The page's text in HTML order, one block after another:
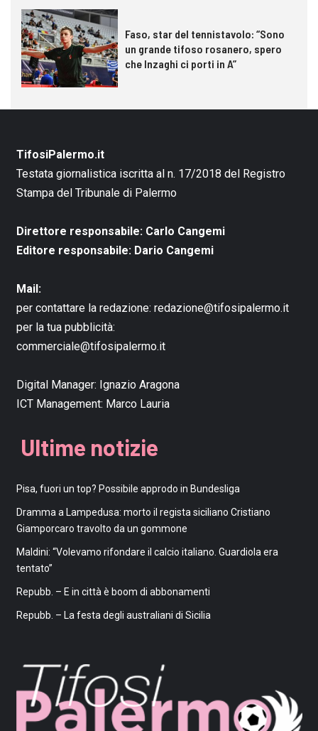
Faso, star del tennistavolo: “Sono
un grande tifoso rosanero, spero
che Inzaghi ci porti in A”
TifosiPalermo.it
Testata giornalistica iscritta al n. 17/2018 del Registro
Stampa del Tribunale di Palermo
Direttore responsabile: Carlo Cangemi
Editore responsabile: Dario Cangemi
Mail:
per contattare la redazione: redazione@tifosipalermo.it
per la tua pubblicità:
commerciale@tifosipalermo.it
Digital Manager: Ignazio Aragona
ICT Management: Marco Lauria
Ultime notizie
Pisa, fuori un top? Possibile approdo in Bundesliga
Dramma a Lampedusa: morto il regista siciliano Cristiano
Giamporcaro travolto da un gommone
Maldini: “Volevamo rifondare il calcio italiano. Guardiola era
tentato”
Repubb. – E in città è boom di abbonamenti
Repubb. – La festa degli australiani di Sicilia